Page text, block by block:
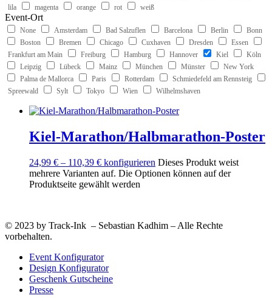
lila
magenta orange rot weiß
Event-Ort
None Amsterdam Bad Salzuflen Barcelona Berlin
Bonn
Boston
Bremen Chicago Cuxhaven Dresden
Essen
Frankfurt am Main
Freiburg Hamburg Hannover Kiel
Köln
Leipzig
Lübeck Mainz München Münster
New York
Palma de Mallorca
Paris Rotterdam
Schmiedefeld am Rennsteig
Spreewald
Sylt Tokyo Wien Wilhelmshaven
Kiel-Marathon/Halbmarathon-Poster
24,99 € – 110,39 € konfigurieren Dieses Produkt weist
mehrere Varianten auf. Die Optionen können auf der
Produktseite gewählt werden
© 2023 by Track-Ink – Sebastian Kadhim – Alle Rechte
vorbehalten.
Event Konfigurator
Design Konfigurator
Geschenk Gutscheine
Presse